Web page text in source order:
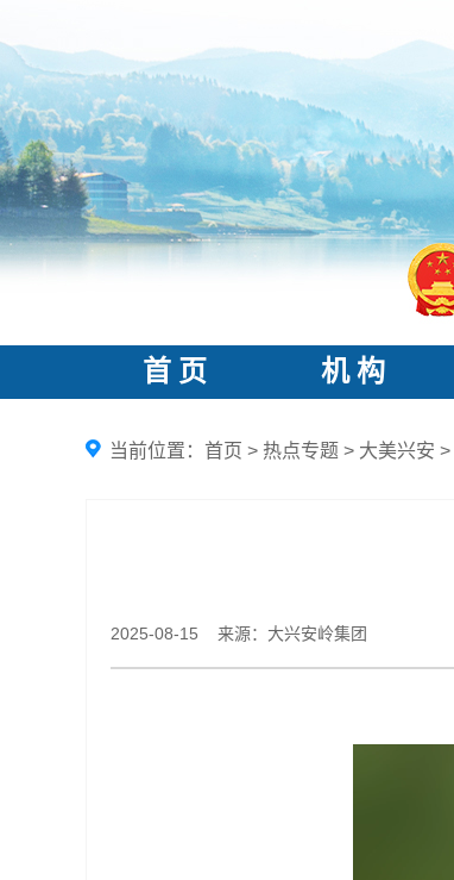
首 页 机 构
当前位置： 首页 > 热点专题 > 大美兴安 >
2025-08-15 来源：大兴安岭集团